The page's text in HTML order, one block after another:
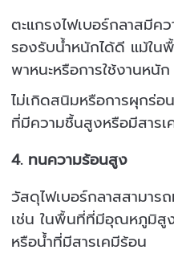
ตะแกรงไฟเบอร์กลาสมีค
รองรับน้ำหนักได้ดี แม้ใน
พาหนะหรือการใช้งานหนัก
ไม่เกิดสนิมหรือการผุกร่อ
ที่มีความชื้นสูงหรือมีสารเ
4. ทนความร้อนสูง
วัสดุไฟเบอร์กลาสสามา
เช่น ในพื้นที่ที่มีอุณหภูมิสู
หรือน้ำที่มีสารเคมีร้อน